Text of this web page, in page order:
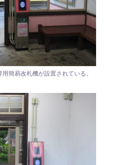
簡易改札機が設置されている。